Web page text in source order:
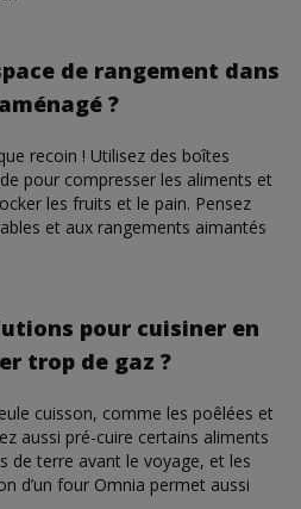
de rangement dans
?
recoin ! Utilisez des boîtes
pour compresser les aliments et
les fruits et le pain. Pensez
et aux rangements aimantés
pour cuisiner en
trop de gaz ?
cuisson, comme les poêlées et
aussi pré-cuire certains aliments
de terre avant le voyage, et les
d’un four Omnia permet aussi